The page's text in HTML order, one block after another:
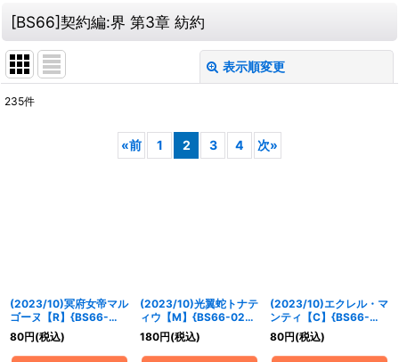
[BS66]契約編:界 第3章 紡約
表示順変更
235件
«前 1 2 3 4 次»
(2023/10)冥府女帝マル
ゴーヌ【R】{BS66-
019}《紫》
80円(税込)
(2023/10)光翼蛇トナテ
ィウ【M】{BS66-020}
《紫》
180円(税込)
(2023/10)エクレル・マ
ンティ【C】{BS66-
021}《緑》
80円(税込)